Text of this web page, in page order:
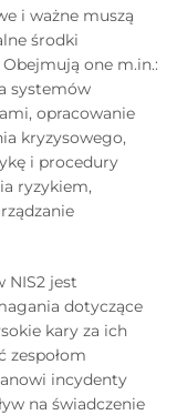
i ważne muszą
środki
one m.in.:
systemów
opracowanie
kryzysowego,
i procedury
ryzykiem,
NIS2 jest
dotyczące
kary za ich
zespołom
incydenty
na świadczenie